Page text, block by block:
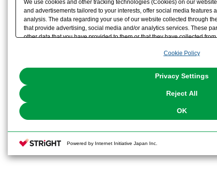
We use cookies and other tracking technologies (Cookies) on our
and advertisements tailored to your interests, offer social media features
analysis. The data regarding your use of our website collected through
that provide advertising, social media and/or analytics services. These
other data that you have provided to them or that they have collected
the use of all Cookies except for Strictly Necessary Cookies, please
You can change your consent or rejection settings at any time via
Cookie Policy
Privacy Settings
Reject All
OK
Powered by Internet Initiative Japan Inc.